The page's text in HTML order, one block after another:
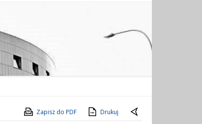
Zapisz do PDF Drukuj